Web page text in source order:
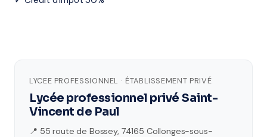
LYCEE PROFESSIONNEL · ÉTABLISSEMENT PRIVÉ
Lycée professionnel privé Saint-
Vincent de Paul
📍 55 route de Bossey, 74165 Collonges-sous-